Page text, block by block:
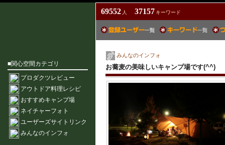
■関心空間カテゴリ
プロダクツレビュー
アウトドア料理レシピ
おすすめキャンプ場
ネイチャーフォト
ユーザーズサイトリンク
みんなのインフォ
69552 人 37157 キーワード
みんなのインフォ
お蕎麦の美味しいキャンプ場です(^^)